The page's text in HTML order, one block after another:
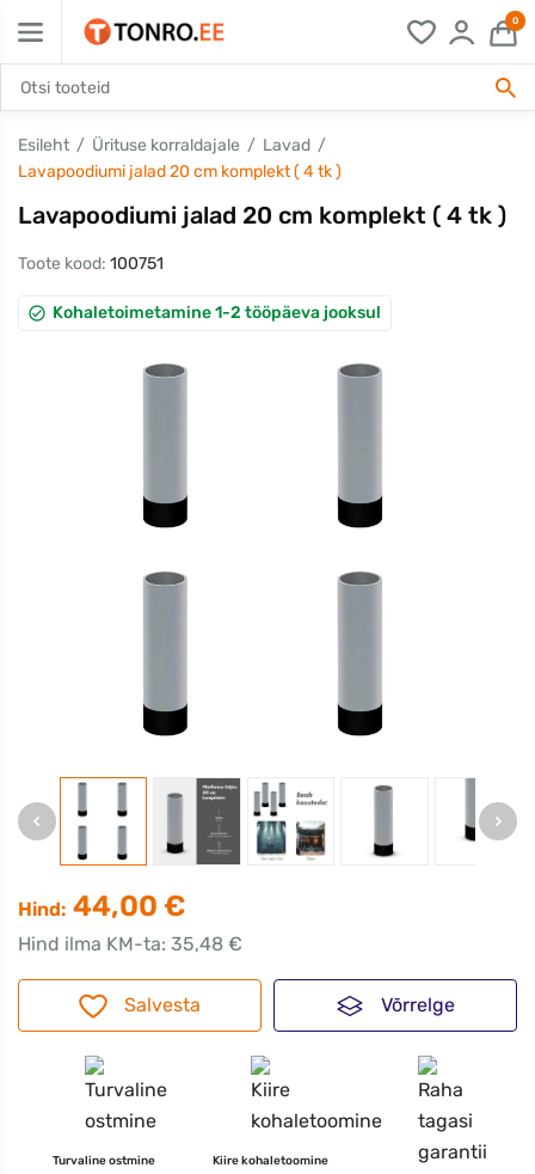
0
Esileht Ürituse korraldajale
Lavad
Lavapoodiumi jalad 20 cm komplekt ( 4 tk )
Lavapoodiumi jalad 20 cm komplekt ( 4 tk )
Toote kood: 100751
Kohaletoimetamine 1-2 tööpäeva jooksul
Hind: 44,00 €
Hind ilma KM-ta: 35,48 €
Salvesta Võrrelge
Turvaline ostmine Kiire kohaletoomine